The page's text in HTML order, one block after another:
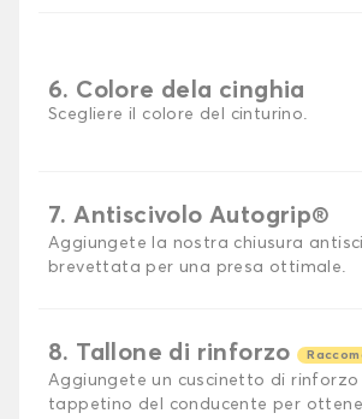
6. Colore dela cinghia
Scegliere il colore del cinturino.
7. Antiscivolo Autogrip®
Aggiungete la nostra chiusura
brevettata per una presa ottimale.
8. Tallone di rinforzo
Aggiungete un cuscinetto di rinforzo
tappetino del conducente per